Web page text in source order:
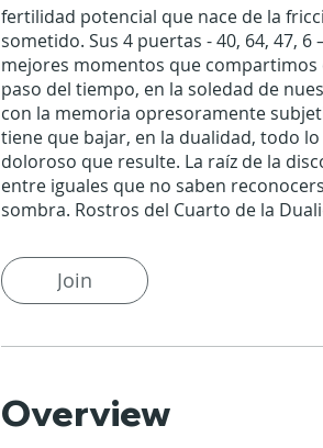
fertilidad potencial que nace de la
sometido. Sus 4 puertas - 40, 64, 47,
mejores momentos que
paso del tiempo, en la soledad de
con la memoria opresoramente
tiene que bajar, en la dualidad, todo
doloroso que resulte. La raíz de la
entre iguales que no saben
sombra. Rostros del Cuarto de la
Join
Overview